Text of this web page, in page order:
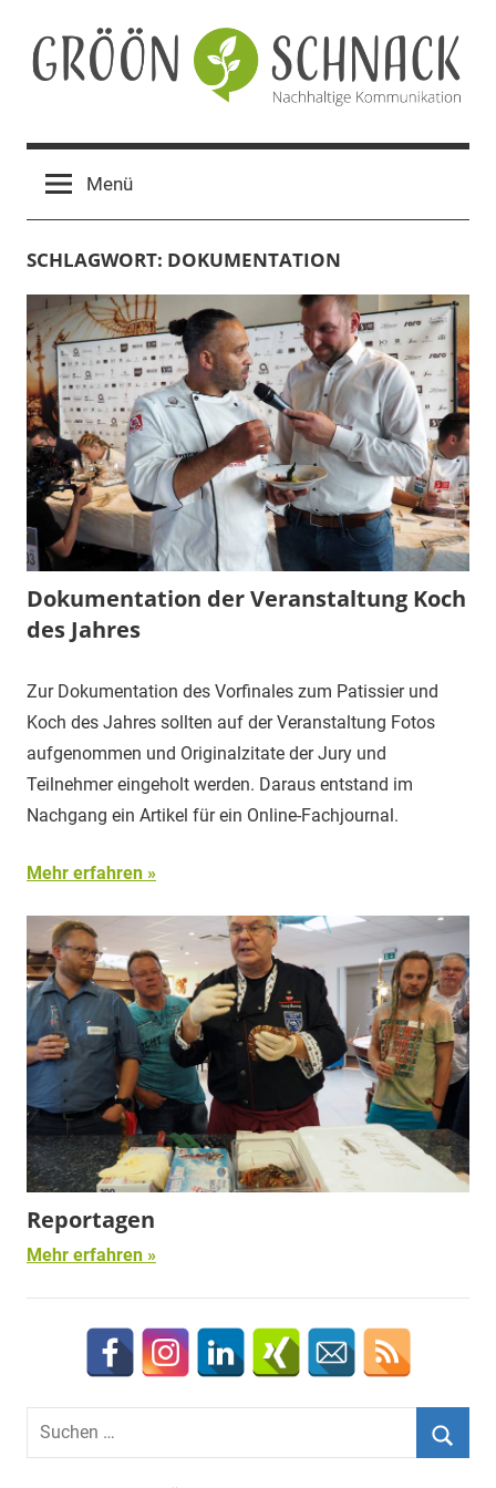
Inhalt
springen
Gröön
Schnack
Menü
SCHLAGWORT: DOKUMENTATION
Dokumentation der Veranstaltung Koch
des Jahres
Zur Dokumentation des Vorfinales zum Patissier und
Koch des Jahres sollten auf der Veranstaltung Fotos
aufgenommen und Originalzitate der Jury und
Teilnehmer eingeholt werden. Daraus entstand im
Nachgang ein Artikel für ein Online-Fachjournal.
Mehr erfahren
Reportagen
Mehr erfahren
Suchen
nach: